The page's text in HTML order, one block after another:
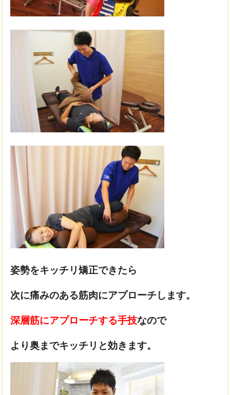
姿勢をキッチリ矯正できたら
次に痛みのある筋肉にアプローチします。
深層筋にアプローチする手技なので
より奥までキッチリと効きます。